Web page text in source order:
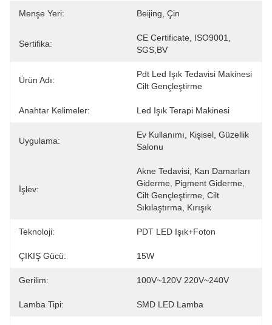
Menşe Yeri: Beijing, Çin
Sertifika:
CE Certificate, ISO9001,
SGS,BV
Ürün Adı:
Pdt Led Işık Tedavisi Makinesi
Cilt Gençleştirme
Anahtar Kelimeler: Led Işık Terapi Makinesi
Uygulama:
Ev Kullanımı, Kişisel, Güzellik
Salonu
İşlev:
Akne Tedavisi, Kan Damarları
Giderme, Pigment Giderme,
Cilt Gençleştirme, Cilt
Sıkılaştırma, Kırışık
Teknoloji: PDT LED Işık+foton
ÇIKIŞ Gücü: 15W
Gerilim: 100V~120V 220V~240V
Lamba Tipi: SMD LED Lamba